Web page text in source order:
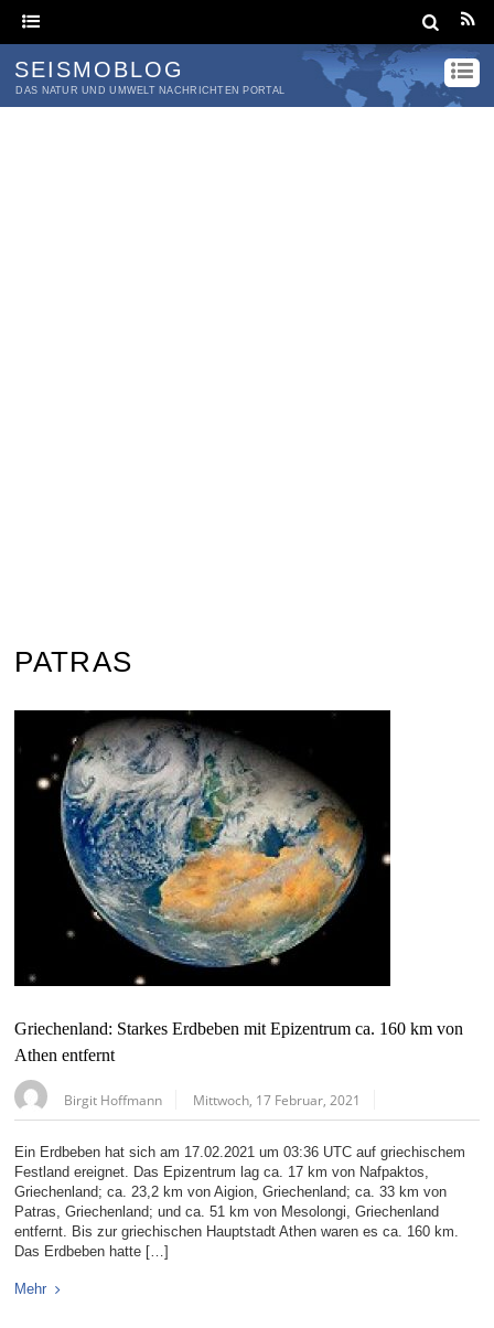
SEISMOBLOG
DAS NATUR UND UMWELT NACHRICHTEN PORTAL
PATRAS
Griechenland: Starkes Erdbeben mit Epizentrum ca. 160 km von
Athen entfernt
Birgit Hoffmann Mittwoch, 17 Februar, 2021
Ein Erdbeben hat sich am 17.02.2021 um 03:36 UTC auf griechischem
Festland ereignet. Das Epizentrum lag ca. 17 km von Nafpaktos,
Griechenland; ca. 23,2 km von Aigion, Griechenland; ca. 33 km von
Patras, Griechenland; und ca. 51 km von Mesolongi, Griechenland
entfernt. Bis zur griechischen Hauptstadt Athen waren es ca. 160 km.
Das Erdbeben hatte […]
Mehr